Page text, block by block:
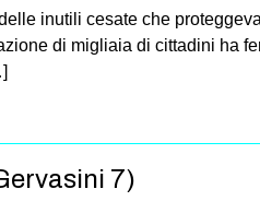
inutili cesate che
di migliaia di cittadini ha
7)